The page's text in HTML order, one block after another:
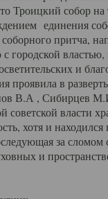
Троицкий собор на
единения
соборного притча,
городской
и
проявила в
В.А , Сибирцев
власти
хотя и
за сломом
и